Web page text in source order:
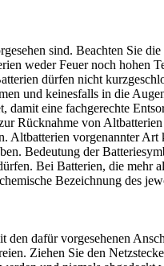
sind. Beachten Sie
weder Feuer noch hohen
dürfen nicht
und keinesfalls in die
eine fachgerechte
Rücknahme von
vorgenannter Art
Bedeutung der
Bei Batterien, die mehr
Bezeichnung des
dafür vorgesehenen
Ziehen Sie den